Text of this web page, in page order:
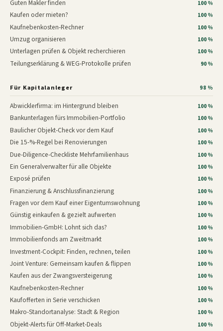
Guten Makler finden 100 %
Kaufen oder mieten? 100 %
Kaufnebenkosten-Rechner 100 %
Umzug organisieren 100 %
Unterlagen prüfen & Objekt recherchieren 100 %
Teilungserklärung & WEG-Protokolle prüfen 90 %
Für Kapitalanleger 98 %
Abwicklerfirma: im Hintergrund bleiben 100 %
Bankunterlagen fürs Immobilien-Portfolio 100 %
Baulicher Objekt-Check vor dem Kauf 100 %
Die 15-%-Regel bei Renovierungen 100 %
Due-Diligence-Checkliste Mehrfamilienhaus 100 %
Ein Generalverwalter für alle Objekte 100 %
Exposé prüfen 100 %
Finanzierung & Anschlussfinanzierung 100 %
Fragen vor dem Kauf einer Eigentumswohnung 100 %
Günstig einkaufen & gezielt aufwerten 100 %
Immobilien-GmbH: Lohnt sich das? 100 %
Immobilienfonds am Zweitmarkt 100 %
Investment-Cockpit: Finden, rechnen, teilen 100 %
Joint Venture: Gemeinsam kaufen & flippen 100 %
Kaufen aus der Zwangsversteigerung 100 %
Kaufnebenkosten-Rechner 100 %
Kaufofferten in Serie verschicken 100 %
Makro-Standortanalyse: Stadt & Region 100 %
Objekt-Alerts für Off-Market-Deals 100 %